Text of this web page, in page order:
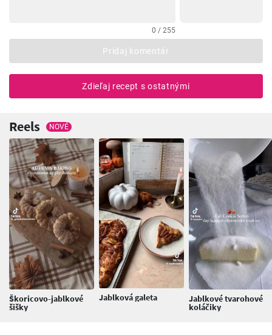
0 / 255
Pridaj komentár
Zdieľaj recept s ostatnými
Reels NOVÉ
Škoricovo-jablkové
šišky
Jablková galeta Jablkové tvarohové
koláčiky